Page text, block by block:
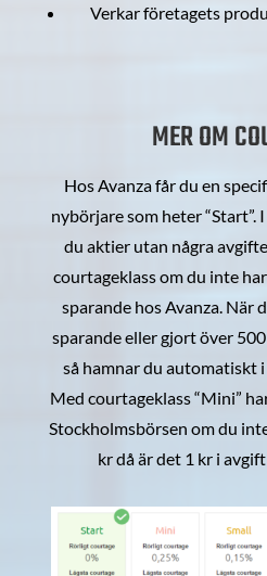
Verkar företagets
MER OM
Hos Avanza får du en
nybörjare som heter “Start”.
du aktier utan några
courtageklass om du inte
sparande hos Avanza. När
sparande eller gjort över
så hamnar du automatiskt i
Med courtageklass “Mini”
Stockholmsbörsen om du
kr då är det 1 kr i